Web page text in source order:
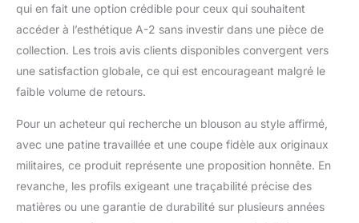
qui en fait une option crédible pour ceux qui souhaitent
accéder à l’esthétique A-2 sans investir dans une pièce de
collection. Les trois avis clients disponibles convergent vers
une satisfaction globale, ce qui est encourageant malgré le
faible volume de retours.
Pour un acheteur qui recherche un blouson au style affirmé,
avec une patine travaillée et une coupe fidèle aux originaux
militaires, ce produit représente une proposition honnête. En
revanche, les profils exigeant une traçabilité précise des
matières ou une garantie de durabilité sur plusieurs années